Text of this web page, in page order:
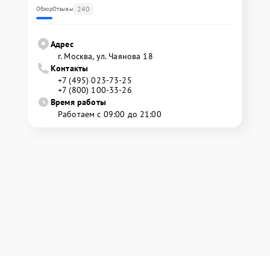
ОбзорОтзывы 240
Адрес
г. Москва, ул. Чаянова 18
Контакты
+7 (495) 023-73-25
+7 (800) 100-33-26
Время работы
Работаем с 09:00 до 21:00